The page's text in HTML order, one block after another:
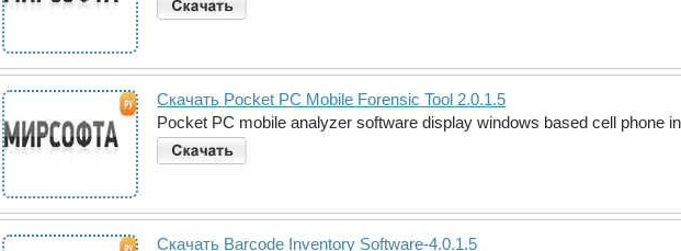
Скачать Pocket PC Mobile Forensic Tool 2.0.1.5
Pocket PC mobile analyzer software display windows based cell phone
Скачать Barcode Inventory Software-4.0.1.5